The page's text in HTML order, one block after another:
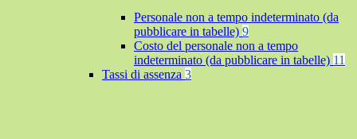
Personale non a tempo indeterminato (da
pubblicare in tabelle) 9
Costo del personale non a tempo
indeterminato (da pubblicare in tabelle) 11
Tassi di assenza 3